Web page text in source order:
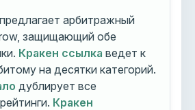
предлагает арбитражный
защищающий обе
Кракен ссылка ведет к
на десятки категорий.
дублирует все
Кракен